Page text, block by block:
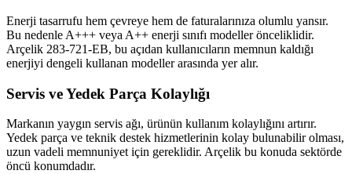
Enerji tasarrufu hem çevreye hem de faturalarınıza olumlu yansır.
Bu nedenle A+++ veya A++ enerji sınıfı modeller önceliklidir.
Arçelik 283-721-EB, bu açıdan kullanıcıların memnun kaldığı
enerjiyi dengeli kullanan modeller arasında yer alır.
Servis ve Yedek Parça Kolaylığı
Markanın yaygın servis ağı, ürünün kullanım kolaylığını artırır.
Yedek parça ve teknik destek hizmetlerinin kolay bulunabilir olması,
uzun vadeli memnuniyet için gereklidir. Arçelik bu konuda sektörde
öncü konumdadır.